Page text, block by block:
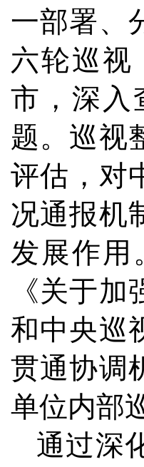
一部署、
六轮巡视
市，深入
题。巡视
评估，对
况通报机
发展作用
《关于
和中央巡
贯通协调
单位内部
通过深